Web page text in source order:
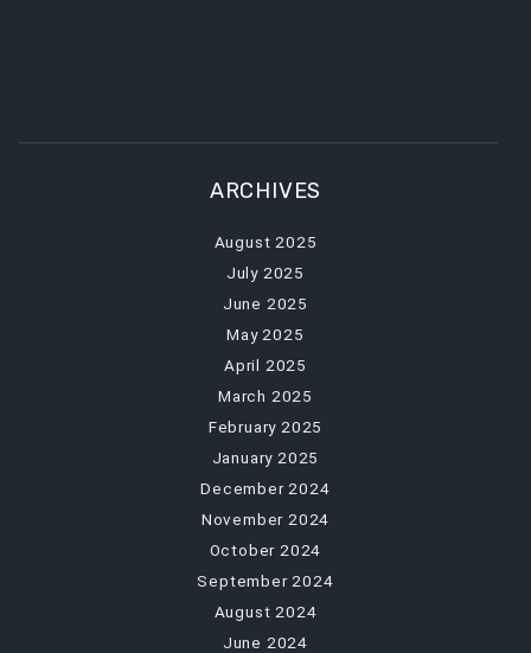
ARCHIVES
August 2025
July 2025
June 2025
May 2025
April 2025
March 2025
February 2025
January 2025
December 2024
November 2024
October 2024
September 2024
August 2024
June 2024